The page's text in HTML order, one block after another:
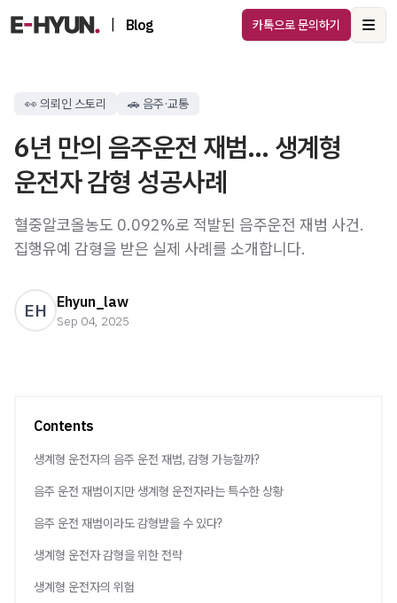
Blog 카톡으로 문의하기
👀 의뢰인 스토리 🚗 음주·교통
6년 만의 음주운전 재범… 생계형
운전자 감형 성공사례
혈중알코올농도 0.092%로 적발된 음주운전 재범 사건.
집행유예 감형을 받은 실제 사례를 소개합니다.
EH Ehyun_law
Sep 04, 2025
Contents
생계형 운전자의 음주 운전 재범, 감형 가능할까?
음주 운전 재범이지만 생계형 운전자라는 특수한 상황
음주 운전 재범이라도 감형받을 수 있다?
생계형 운전자 감형을 위한 전략
생계형 운전자의 위험